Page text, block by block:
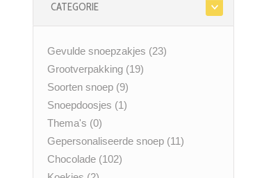
CATEGORIE
Gevulde snoepzakjes (23)
Grootverpakking (19)
Soorten snoep (9)
Snoepdoosjes (1)
Thema's (0)
Gepersonaliseerde snoep (11)
Chocolade (102)